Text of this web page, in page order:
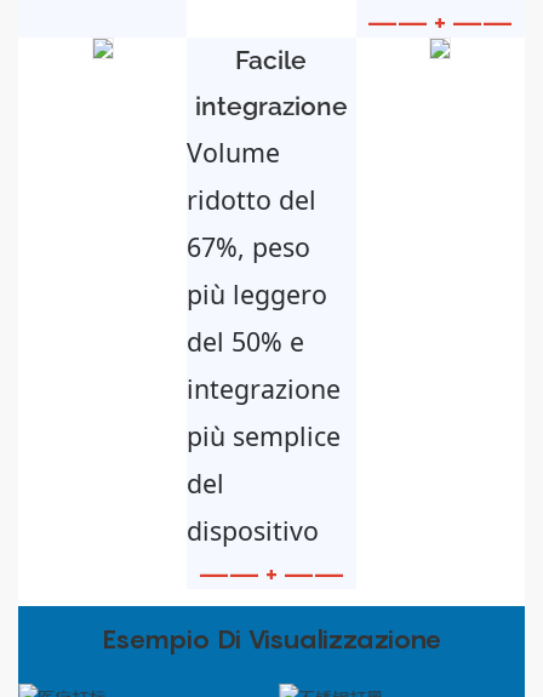
—— + ——
Facile
integrazione
Volume
ridotto del
67%, peso
più leggero
del 50% e
integrazione
più semplice
del
dispositivo
—— + ——
Esempio Di Visualizzazione